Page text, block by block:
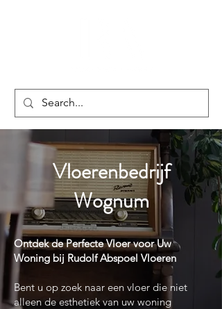
Vloerenbedrijf
Wognum
Ontdek de Perfecte Vloer voor Uw
Woning bij Rudolf Abspoel Vloeren
Bent u op zoek naar een vloer die niet
alleen de esthetiek van uw woning